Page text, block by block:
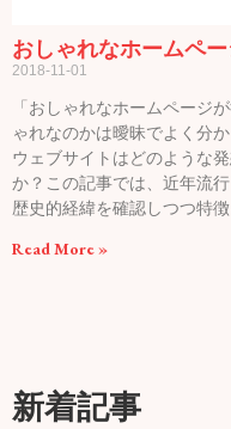
おしゃれなホームペ
2018-11-01
「おしゃれなホームページ
ゃれなのかは曖昧でよく分
ウェブサイトはどのような
か？この記事では、近年流
歴史的経緯を確認しつつ特徴
Read More »
新着記事